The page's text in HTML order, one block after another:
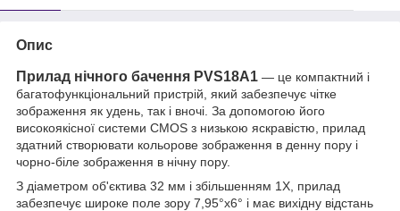
Опис
Прилад нічного бачення PVS18A1 — це компактний і
багатофункціональний пристрій, який забезпечує чітке
зображення як удень, так і вночі. За допомогою його
високоякісної системи CMOS з низькою яскравістю, прилад
здатний створювати кольорове зображення в денну пору і
чорно-біле зображення в нічну пору.
З діаметром об'єктива 32 мм і збільшенням 1X, прилад
забезпечує широке поле зору 7,95°x6° і має вихідну відстань